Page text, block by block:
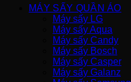
MÁY SẤY QUẦN ÁO
Máy sấy LG
Máy sấy Aqua
Máy sấy Candy
Máy sấy Bosch
Máy sấy Casper
Máy sấy Galanz